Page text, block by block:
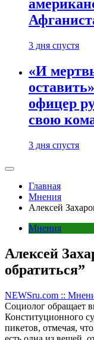
3 дня спустя
«И
офицер
свою
3 дня спустя
Главная
Мнения
Алексей
Мнения
Алексей
обратиться”
NEWSru.com ::
Социолог обращает
Конституционного
пикетов, отмечая,